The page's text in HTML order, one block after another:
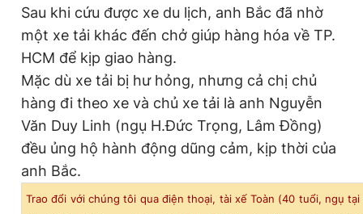
Sau khi cứu được xe du lịch, anh Bắc đã nhờ
một xe tải khác đến chở giúp hàng hóa về TP.
HCM để kịp giao hàng.
Mặc dù xe tải bị hư hỏng, nhưng cả chị chủ
hàng đi theo xe và chủ xe tải là anh Nguyễn
Văn Duy Linh (ngụ H.Đức Trọng, Lâm Đồng)
đều ủng hộ hành động dũng cảm, kịp thời của
anh Bắc.
Trao đổi với chúng tôi qua điện thoại, tài xế Toàn (40 tuổi, ngụ